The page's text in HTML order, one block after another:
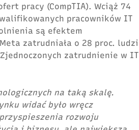
pracy (CompTIA). Wciąż 74
pracowników IT
są efektem
zatrudniała o 28 proc. ludzi
zatrudnienie w IT
na taką skalę.
widać było wręcz
rozwoju